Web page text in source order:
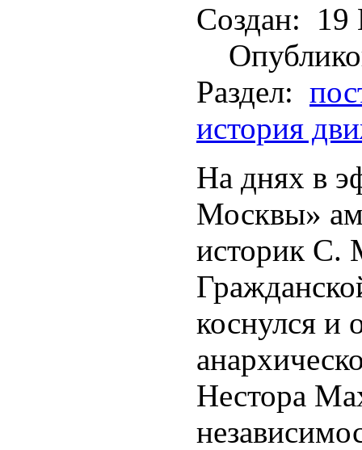
Создан:
19
Раздел:
история
На днях в
Москвы»
историк С.
коснулся и
Нестора